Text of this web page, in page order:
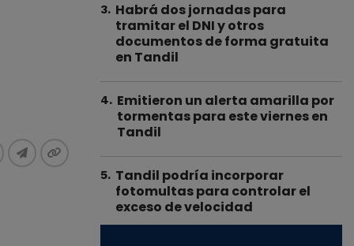
3. Habrá dos jornadas para
tramitar el DNI y otros
documentos de forma gratuita
en Tandil
4. Emitieron un alerta amarilla por
tormentas para este viernes en
Tandil
5. Tandil podría incorporar
fotomultas para controlar el
exceso de velocidad